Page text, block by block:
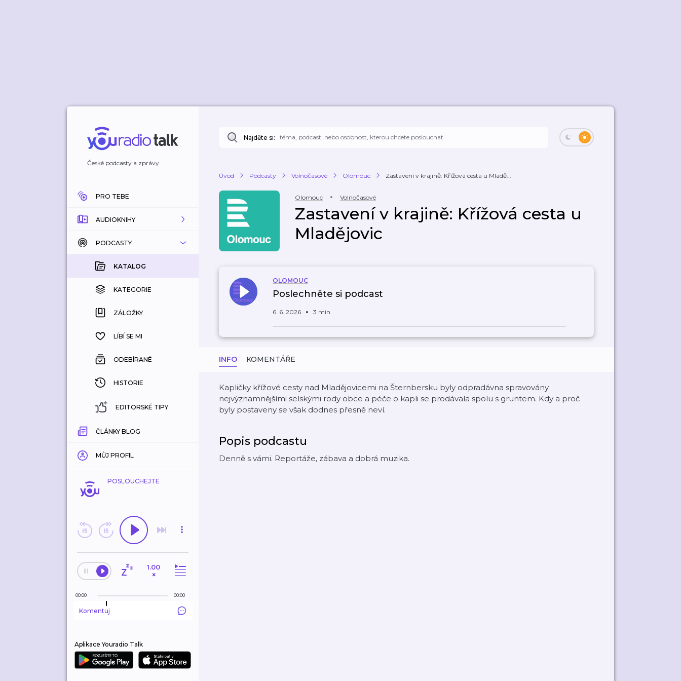
České podcasty a zprávy
PRO TEBE
AUDIOKNIHY
KATALOG
KOUPENÉ
KATEGORIE
ZÁLOŽKY
HISTORIE
PODCASTY
KATALOG
KATEGORIE
ZÁLOŽKY
LÍBÍ SE MI
ODEBÍRANÉ
HISTORIE
EDITORSKÉ TIPY
ČLÁNKY BLOG
MŮJ PROFIL
POSLOUCHEJTE
1.00
×
00:00 00:00
Komentuj
Aplikace Youradio Talk
Najděte si:
Úvod Podcasty Volnočasové Olomouc Zastavení v krajině: Křížová cesta u Mladě...
Olomouc Volnočasové
Zastavení v krajině: Křížová cesta u
Mladějovic
OLOMOUC
Poslechněte si podcast
6. 6. 2026 3 min
INFO KOMENTÁŘE
Kapličky křížové cesty nad Mladějovicemi na Šternbersku byly odpradávna spravovány
nejvýznamnějšími selskými rody obce a péče o kapli se prodávala spolu s gruntem. Kdy a proč
byly postaveny se však dodnes přesně neví.
Popis podcastu
Denně s vámi. Reportáže, zábava a dobrá muzika.